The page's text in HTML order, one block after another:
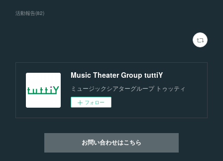
活動報告(82)
Music Theater Group tuttiY
ミュージックシアターグループ トゥッティ
フォロー
お問い合わせはこちら